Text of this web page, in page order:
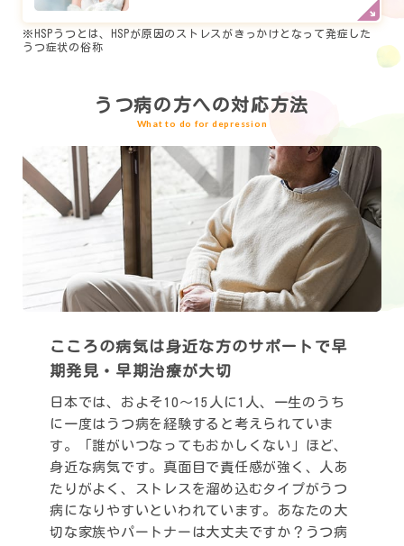
※HSPうつとは、HSPが原因のストレスがきっかけとなって発症した
うつ症状の俗称
うつ病の方への対応方法
What to do for depression
こころの病気は身近な方のサポートで早
期発見・早期治療が大切
日本では、およそ10～15人に1人、一生のうち
に一度はうつ病を経験すると考えられていま
す。「誰がいつなってもおかしくない」ほど、
身近な病気です。真面目で責任感が強く、人あ
たりがよく、ストレスを溜め込むタイプがうつ
病になりやすいといわれています。あなたの大
切な家族やパートナーは大丈夫ですか？うつ病